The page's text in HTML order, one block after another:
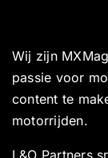
Wij zijn
passie voor
content te
motorrijden.
L&O Partners